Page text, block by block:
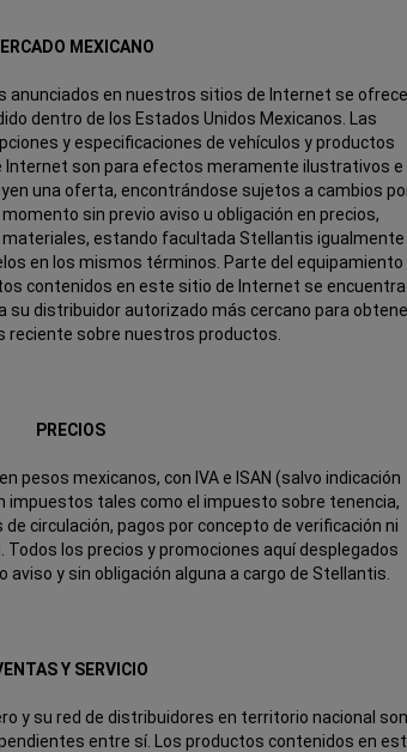
MEXICANO
anunciados en nuestros sitios de Internet se
dentro de los Estados Unidos Mexicanos. Las
y especificaciones de vehículos y productos
Internet son para efectos meramente ilustrativos e
una oferta, encontrándose sujetos a cambios
sin previo aviso u obligación en precios,
materiales, estando facultada Stellantis igualmente
en los mismos términos. Parte del equipamiento
contenidos en este sitio de Internet se encuentra
su distribuidor autorizado más cercano para
reciente sobre nuestros productos.
PRECIOS
pesos mexicanos, con IVA e ISAN (salvo indicación
impuestos tales como el impuesto sobre tenencia,
circulación, pagos por concepto de verificación ni
Todos los precios y promociones aquí desplegados
y sin obligación alguna a cargo de Stellantis.
Y SERVICIO
y su red de distribuidores en territorio nacional son
entre sí. Los productos contenidos en